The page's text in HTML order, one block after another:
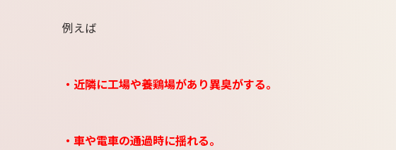
例えば
・近隣に工場や養鶏場があり異臭がする。
・車や電車の通過時に揺れる。